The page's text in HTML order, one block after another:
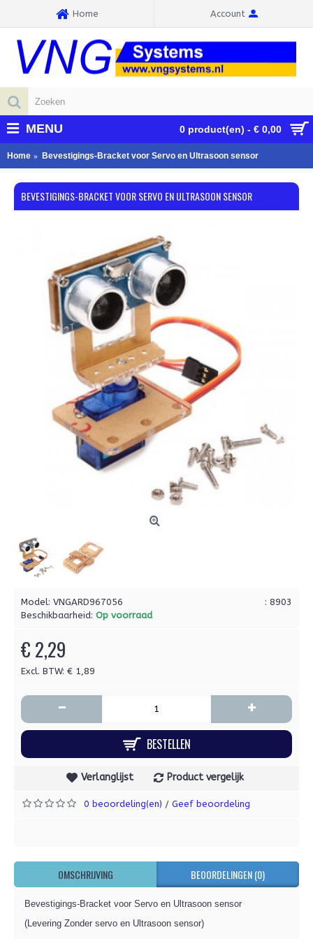
Home Account
0 product(en) - € 0,00
MENU
Home Bevestigings-Bracket voor Servo en Ultrasoon sensor
BEVESTIGINGS-BRACKET VOOR SERVO EN ULTRASOON SENSOR
: 8903
Model: VNGARD967056
Beschikbaarheid: Op voorraad
€ 2,29
Excl. BTW: € 1,89
- +
BESTELLEN
Verlanglijst Product vergelijk
0 beoordeling(en) / Geef beoordeling
OMSCHRIJVING BEOORDELINGEN (0)
Bevestigings-Bracket voor Servo en Ultrasoon sensor
(Levering Zonder servo en Ultrasoon sensor)